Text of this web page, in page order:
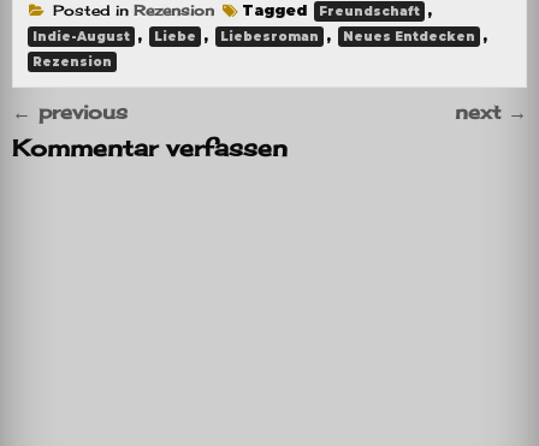
Posted in Rezension Tagged Freundschaft ,
Indie-August , Liebe , Liebesroman , Neues Entdecken ,
Rezension
← previous next →
Kommentar verfassen